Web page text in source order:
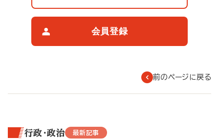
会員登録
前のページに戻る
行政・政治 最新記事